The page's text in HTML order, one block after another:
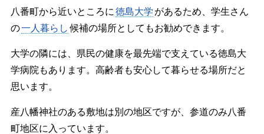
八番町から近いところに 徳島大学 があるため、学生さん
の一人暮らし 候補の場所としてもお勧めできます。
大学の隣には、県民の健康を最先端で支えている徳島大
学病院もあります。高齢者も安心して暮らせる場所だと
思います。
産八幡神社のある敷地は別の地区ですが、参道のみ八番
町地区に入っています。